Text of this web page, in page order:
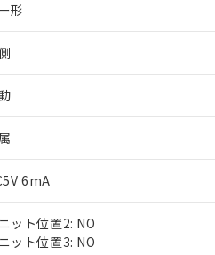
形
6mA
ット位置2: NO
ット位置3: NO
※1 対応状況